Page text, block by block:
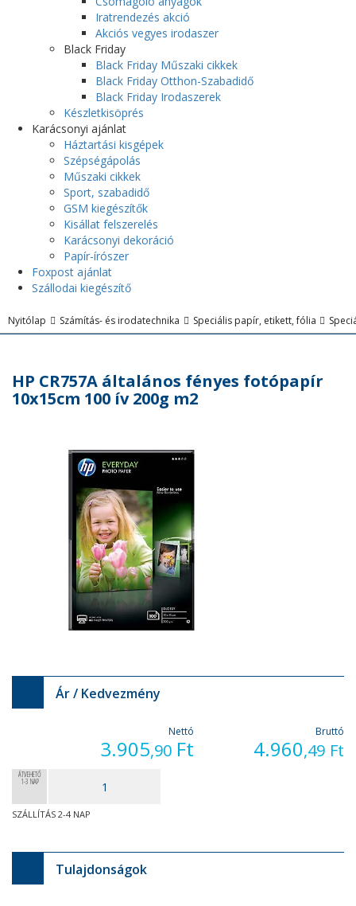
Iratrendezés akció
Akciós vegyes irodaszer
Black Friday
Black Friday Műszaki cikkek
Black Friday Otthon-Szabadidő
Black Friday Irodaszerek
Készletkisöprés
Karácsonyi ajánlat
Háztartási kisgépek
Szépségápolás
Műszaki cikkek
Sport, szabadidő
GSM kiegészítők
Kisállat felszerelés
Karácsonyi dekoráció
Papír-írószer
Foxpost ajánlat
Szállodai kiegészítő
Nyitólap Számítás- és irodatechnika Speciális papír, etikett, fólia
HP CR757A általános fényes fotópapír
10x15cm 100 ív 200g m2
Ár / Kedvezmény
Nettó
3.905,90 Ft
Bruttó
4.960,49 Ft
ÁTVEHETŐ
1-3 NAP
SZÁLLÍTÁS 2-4 NAP
Tulajdonságok